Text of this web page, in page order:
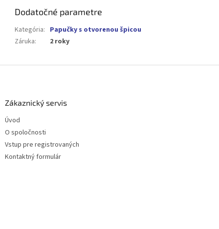
Dodatočné parametre
Kategória: Papučky s otvorenou špicou
Záruka: 2 roky
Zákaznický servis
Úvod
O spoločnosti
Vstup pre registrovaných
Kontaktný formulár